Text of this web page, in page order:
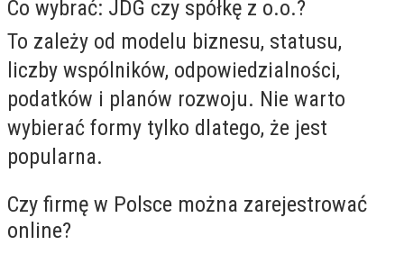
Co wybrać: JDG czy spółkę z o.o.?
To zależy od modelu biznesu, statusu,
liczby wspólników, odpowiedzialności,
podatków i planów rozwoju. Nie warto
wybierać formy tylko dlatego, że jest
popularna.
Czy firmę w Polsce można zarejestrować
online?